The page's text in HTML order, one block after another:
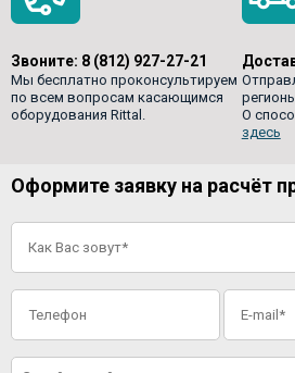
Звоните: 8 (812) 927-27-21
Мы бесплатно проконсультируем
по всем вопросам касающимся
оборудования Rittal.
О
здесь
Оформите заявку на расчёт